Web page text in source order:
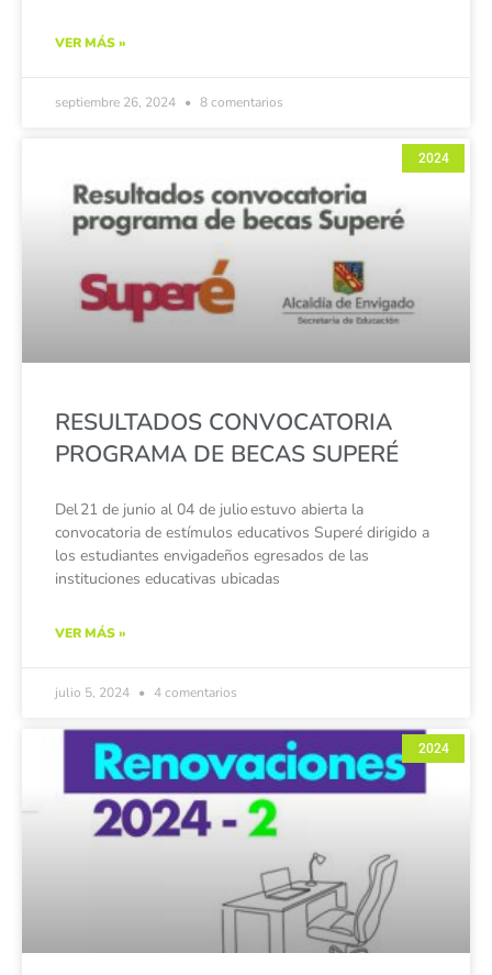
VER MÁS »
septiembre 26, 2024 8 comentarios
2024
RESULTADOS CONVOCATORIA
PROGRAMA DE BECAS SUPERÉ
Del 21 de junio al 04 de julio estuvo abierta la
convocatoria de estímulos educativos Superé dirigido a
los estudiantes envigadeños egresados de las
instituciones educativas ubicadas
VER MÁS »
julio 5, 2024 4 comentarios
2024